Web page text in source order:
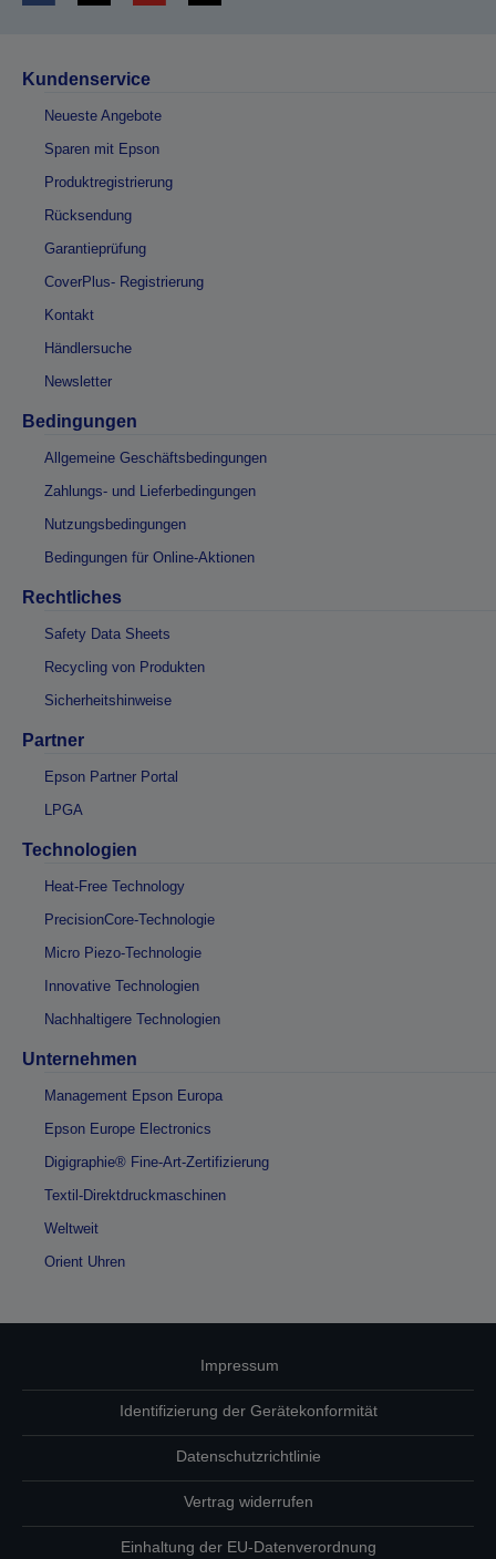
Kundenservice
Neueste Angebote
Sparen mit Epson
Produktregistrierung
Rücksendung
Garantieprüfung
CoverPlus- Registrierung
Kontakt
Händlersuche
Newsletter
Bedingungen
Allgemeine Geschäftsbedingungen
Zahlungs- und Lieferbedingungen
Nutzungsbedingungen
Bedingungen für Online-Aktionen
Rechtliches
Safety Data Sheets
Recycling von Produkten
Sicherheitshinweise
Partner
Epson Partner Portal
LPGA
Technologien
Heat-Free Technology
PrecisionCore-Technologie
Micro Piezo-Technologie
Innovative Technologien
Nachhaltigere Technologien
Unternehmen
Management Epson Europa
Epson Europe Electronics
Digigraphie® Fine-Art-Zertifizierung
Textil-Direktdruckmaschinen
Weltweit
Orient Uhren
Impressum
Identifizierung der Gerätekonformität
Datenschutzrichtlinie
Vertrag widerrufen
Einhaltung der EU-Datenverordnung